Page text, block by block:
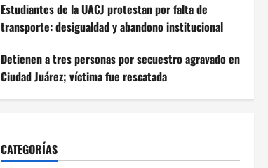
Estudiantes de la UACJ protestan por falta de
transporte: desigualdad y abandono institucional
Detienen a tres personas por secuestro agravado en
Ciudad Juárez; víctima fue rescatada
CATEGORÍAS